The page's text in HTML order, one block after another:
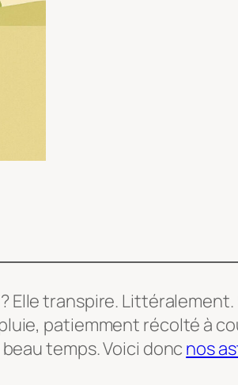
Elle transpire. Littéralement.
pluie, patiemment récolté à
temps. Voici donc nos